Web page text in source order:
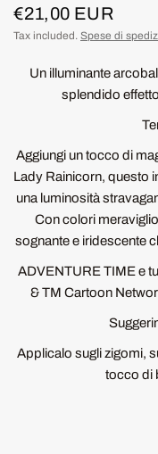
€21,00 EUR
Tax included. Spese di
Un illuminante
splendido
Aggiungi un tocco di
Lady Rainicorn, questo
una luminosità
Con colori
sognante e iridescente
ADVENTURE TIME e
& TM Cartoon
Applicalo sugli zigomi,
tocco di